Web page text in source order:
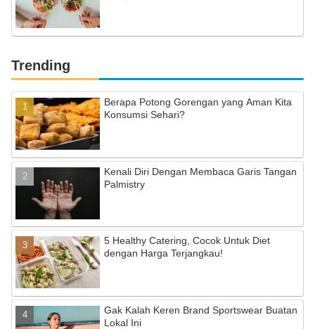
Trending
Berapa Potong Gorengan yang Aman Kita
Konsumsi Sehari?
Kenali Diri Dengan Membaca Garis Tangan
Palmistry
5 Healthy Catering, Cocok Untuk Diet
dengan Harga Terjangkau!
Gak Kalah Keren Brand Sportswear Buatan
Lokal Ini